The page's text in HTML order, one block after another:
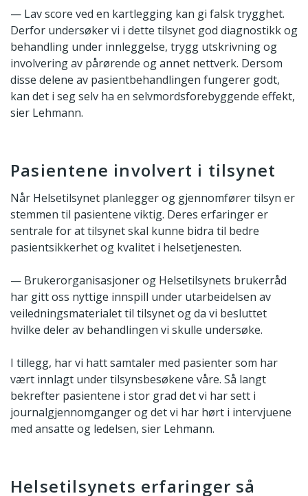
— Lav score ved en kartlegging kan gi falsk trygghet.
Derfor undersøker vi i dette tilsynet god diagnostikk og
behandling under innleggelse, trygg utskrivning og
involvering av pårørende og annet nettverk. Dersom
disse delene av pasientbehandlingen fungerer godt,
kan det i seg selv ha en selvmordsforebyggende effekt,
sier Lehmann.
Pasientene involvert i tilsynet
Når Helsetilsynet planlegger og gjennomfører tilsyn er
stemmen til pasientene viktig. Deres erfaringer er
sentrale for at tilsynet skal kunne bidra til bedre
pasientsikkerhet og kvalitet i helsetjenesten.
— Brukerorganisasjoner og Helsetilsynets brukerråd
har gitt oss nyttige innspill under utarbeidelsen av
veiledningsmaterialet til tilsynet og da vi besluttet
hvilke deler av behandlingen vi skulle undersøke.
I tillegg, har vi hatt samtaler med pasienter som har
vært innlagt under tilsynsbesøkene våre. Så langt
bekrefter pasientene i stor grad det vi har sett i
journalgjennomganger og det vi har hørt i intervjuene
med ansatte og ledelsen, sier Lehmann.
Helsetilsynets erfaringer så